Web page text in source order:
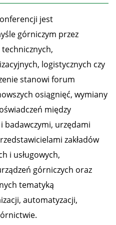
jest
górniczym przez
logistycznych czy
stanowi forum
osiągnięć, wymiany
między
badawczymi, urzędami
zakładów
i usługowych,
górniczych oraz
tematyką
automatyzacji,